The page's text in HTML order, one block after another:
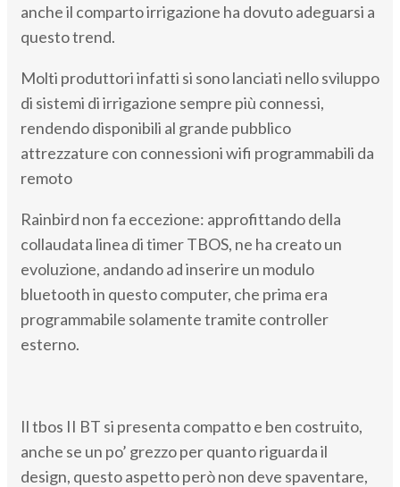
anche il comparto irrigazione ha dovuto adeguarsi a
questo trend.
Molti produttori infatti si sono lanciati nello sviluppo
di sistemi di irrigazione sempre più connessi,
rendendo disponibili al grande pubblico
attrezzature con connessioni wifi programmabili da
remoto
Rainbird non fa eccezione: approfittando della
collaudata linea di timer TBOS, ne ha creato un
evoluzione, andando ad inserire un modulo
bluetooth in questo computer, che prima era
programmabile solamente tramite controller
esterno.
Il tbos II BT si presenta compatto e ben costruito,
anche se un po’ grezzo per quanto riguarda il
design, questo aspetto però non deve spaventare,